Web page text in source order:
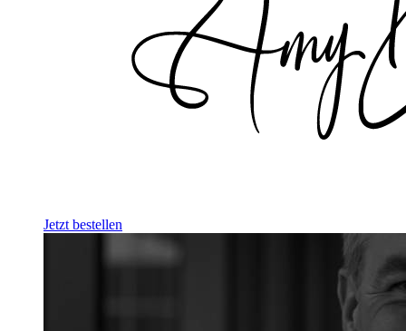
Jetzt bestellen